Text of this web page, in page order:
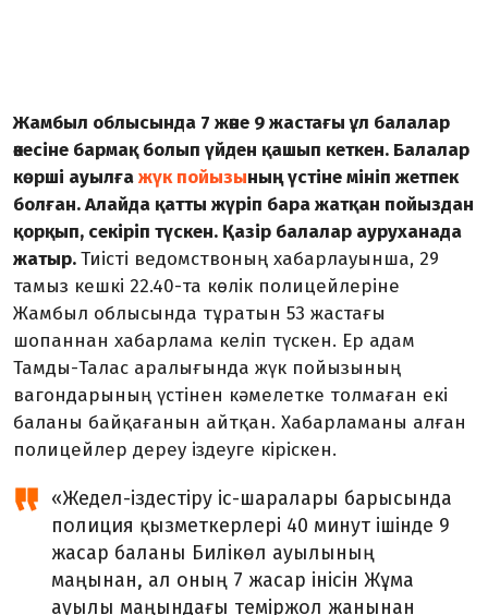
Жамбыл облысында 7 және 9 жастағы ұл балалар
әкесіне бармақ болып үйден қашып кеткен. Балалар
көрші ауылғажүк пойызының үстіне мініп жетпек
болған. Алайда қатты жүріп бара жатқан пойыздан
қорқып, секіріп түскен. Қазір балалар ауруханада
жатыр.Тиісті ведомствоның хабарлауынша, 29
тамыз кешкі 22.40-та көлік полицейлеріне
Жамбыл облысында тұратын 53 жастағы
шопаннан хабарлама келіп түскен. Ер адам
Тамды-Талас аралығында жүк пойызының
вагондарының үстінен кәмелетке толмаған екі
баланы байқағанын айтқан. Хабарламаны алған
полицейлер дереу іздеуге кіріскен.
«Жедел-іздестіру іс-шаралары барысында
полиция қызметкерлері 40 минут ішінде 9
жасар баланы Билікөл ауылының
маңынан, ал оның 7 жасар інісін Жұма
ауылы маңындағы теміржол жанынан